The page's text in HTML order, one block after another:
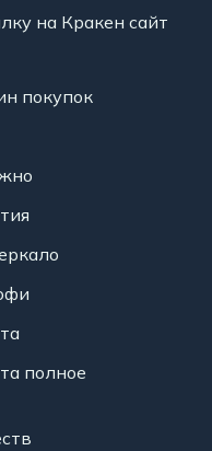
на Кракен сайт
покупок
полное